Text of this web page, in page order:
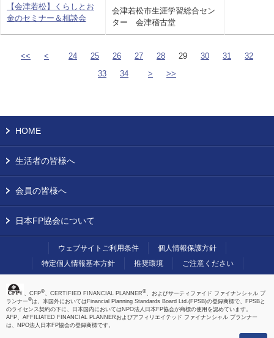
【会津若松】くらしとお
金のセミナー＆相談会
会津若松市生涯学習総合セン
ター 会津稽古堂
<< < 24 25 26 27 28 29 30 31
32
33
34 > >>
HOME
生活者の皆様へ
会員の皆様へ
日本FP協会について
ウェブサイトご利用条件
個人情報保護方針
特定個人情報基本方針
推奨環境 ご注意ください
、CFP®、CERTIFIED FINANCIAL PLANNER®、およびサーティファイド ファイナンシャル プ
ランナー®は、米国外においてはFinancial Planning Standards Board Ltd.(FPSB)の登録商標で、FPSBと
のライセンス契約の下に、日本国内においてはNPO法人日本FP協会が商標の使用を認めています。
AFP、AFFILIATED FINANCIAL PLANNERおよびアフィリエイテッド ファイナンシャル プランナー
は、NPO法人日本FP協会の登録商標です。